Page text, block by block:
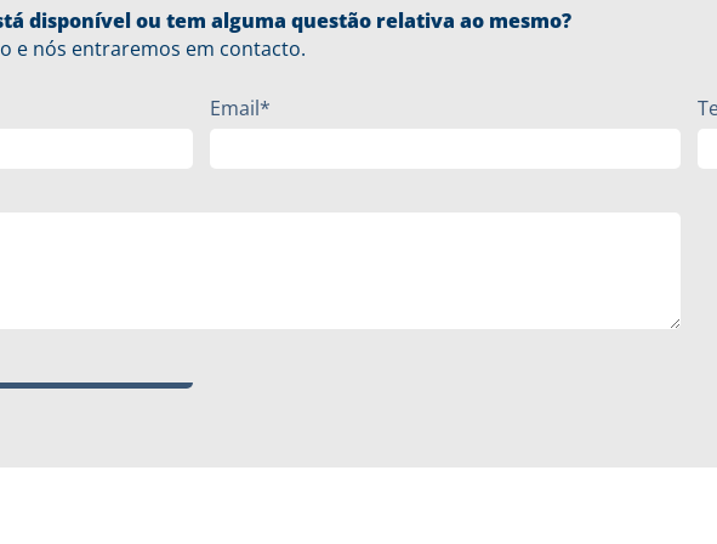
disponível ou tem alguma questão relativa ao mesmo?
e nós entraremos em contacto.
Email*